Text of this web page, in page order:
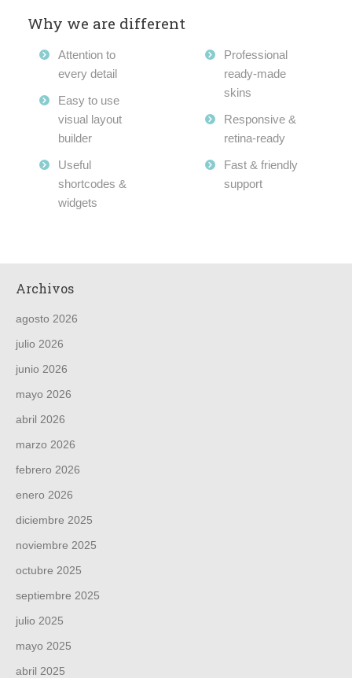
Why we are different
Attention to
every detail
Easy to use
visual layout
builder
Useful
shortcodes &
widgets
Professional
ready-made
skins
Responsive &
retina-ready
Fast & friendly
support
Archivos
agosto 2026
julio 2026
junio 2026
mayo 2026
abril 2026
marzo 2026
febrero 2026
enero 2026
diciembre 2025
noviembre 2025
octubre 2025
septiembre 2025
julio 2025
mayo 2025
abril 2025